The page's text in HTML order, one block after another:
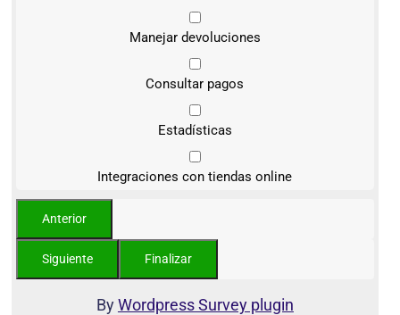
Manejar devoluciones
Consultar pagos
Estadísticas
Integraciones con tiendas online
ByWordpress Survey plugin